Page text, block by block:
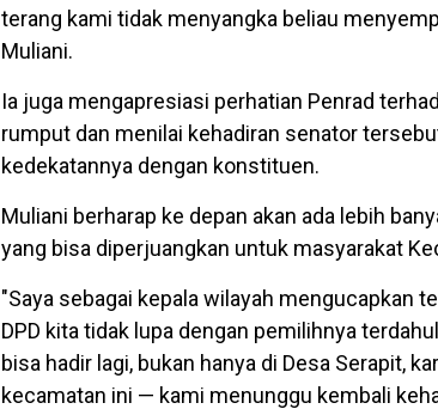
terang kami tidak menyangka beliau
Muliani.
Ia juga mengapresiasi perhatian Penrad
rumput dan menilai kehadiran senator
kedekatannya dengan konstituen.
Muliani berharap ke depan akan ada lebih
yang bisa diperjuangkan untuk masyarakat
"Saya sebagai kepala wilayah mengucapkan
DPD kita tidak lupa dengan pemilihnya
bisa hadir lagi, bukan hanya di Desa Serapit,
kecamatan ini — kami menunggu kembali